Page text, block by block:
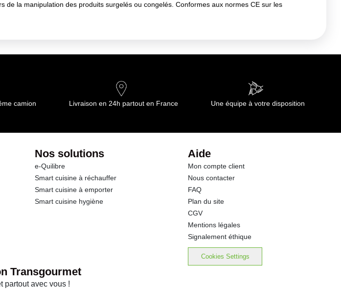
la manipulation des produits surgelés ou congelés. Conformes aux normes CE sur les
camion Livraison en 24h partout en France Une équipe à votre disposition
Nos solutions
e-Quilibre
Smart cuisine à réchauffer
Smart cuisine à emporter
Smart cuisine hygiène
Aide
Mon compte client
Nous contacter
FAQ
Plan du site
CGV
Mentions légales
Signalement éthique
Cookies Settings
Transgourmet
partout avec vous !